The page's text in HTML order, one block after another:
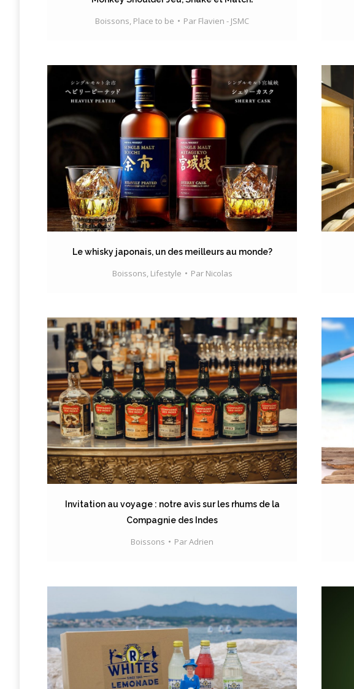
Boissons, Place to be Par Flavien - JSMC
Le whisky japonais, un des meilleurs au monde?
Boissons, Lifestyle Par Nicolas
Invitation au voyage : notre avis sur les rhums de la
Compagnie des Indes
Boissons ParAdrien